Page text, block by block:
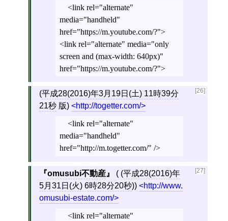
<link rel="alternate"
media="handheld"
href="https://m.youtube.com/?">
<link rel="alternate" media="only
screen and (max-width: 640px)"
href="https://m.youtube.com/?">
[26]
(平成28(2016)年3月19日(土) 11時39分
21秒版) http://togetter.com/
<link rel="alternate"
media="handheld"
href="http://m.togetter.com/" />
[27]
omusubi不動産 ( (平成28(2016)年
5月31日(火) 6時28分20秒))
http://www.
omusubi-estate.com/
<link rel="alternate"